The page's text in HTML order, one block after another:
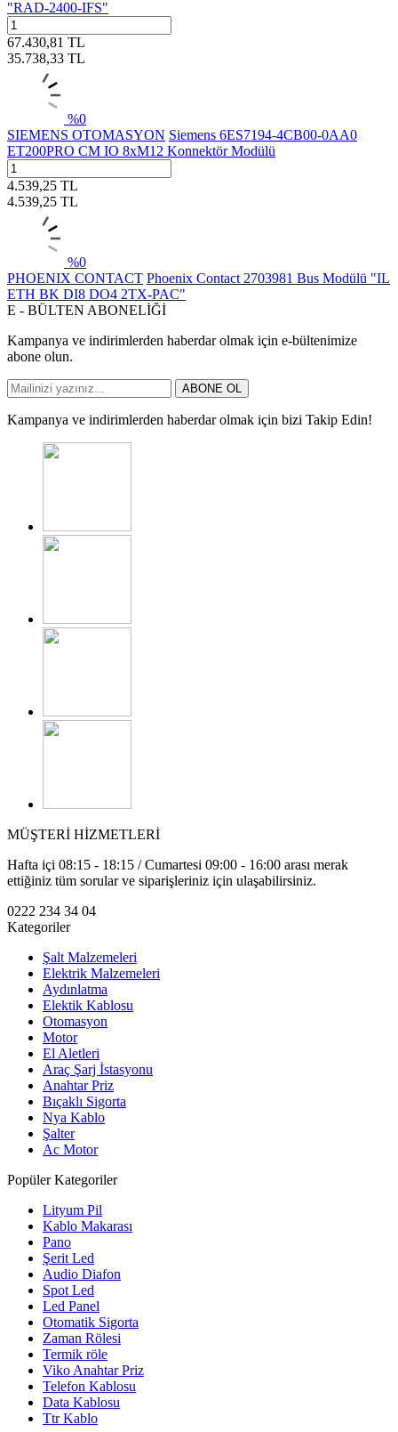
"RAD-2400-IFS"
67.430,81 TL
35.738,33 TL
%0
SIEMENS OTOMASYON Siemens 6ES7194-4CB00-0AA0
ET200PRO CM IO 8xM12 Konnektör Modülü
4.539,25 TL
4.539,25 TL
%0
PHOENIX CONTACT Phoenix Contact 2703981 Bus Modülü "IL
ETH BK DI8 DO4 2TX-PAC"
E - BÜLTEN ABONELİĞİ
Kampanya ve indirimlerden haberdar olmak için e-bültenimize
abone olun.
ABONE OL
Kampanya ve indirimlerden haberdar olmak için bizi Takip Edin!
MÜŞTERİ HİZMETLERİ
Hafta içi 08:15 - 18:15 / Cumartesi 09:00 - 16:00 arası merak
ettiğiniz tüm sorular ve siparişleriniz için ulaşabilirsiniz.
0222 234 34 04
Kategoriler
Şalt Malzemeleri
Elektrik Malzemeleri
Aydınlatma
Elektik Kablosu
Otomasyon
Motor
El Aletleri
Araç Şarj İstasyonu
Anahtar Priz
Bıçaklı Sigorta
Nya Kablo
Şalter
Ac Motor
Popüler Kategoriler
Lityum Pil
Kablo Makarası
Pano
Şerit Led
Audio Diafon
Spot Led
Led Panel
Otomatik Sigorta
Zaman Rölesi
Termik röle
Viko Anahtar Priz
Telefon Kablosu
Data Kablosu
Ttr Kablo